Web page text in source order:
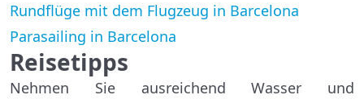
Rundflüge mit dem Flugzeug in Barcelona
Parasailing in Barcelona
Reisetipps
Nehmen Sie ausreichend Wasser und